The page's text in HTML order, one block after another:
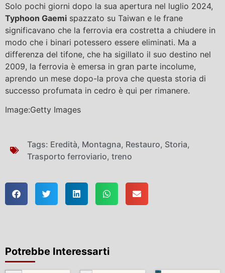
Solo pochi giorni dopo la sua apertura nel luglio 2024,
Typhoon Gaemi spazzato su Taiwan e le frane
significavano che la ferrovia era costretta a chiudere in
modo che i binari potessero essere eliminati. Ma a
differenza del tifone, che ha sigillato il suo destino nel
2009, la ferrovia è emersa in gran parte incolume,
aprendo un mese dopo-la prova che questa storia di
successo profumata in cedro è qui per rimanere.
Image:Getty Images
Tags: Eredità, Montagna, Restauro, Storia,
Trasporto ferroviario, treno
Potrebbe Interessarti